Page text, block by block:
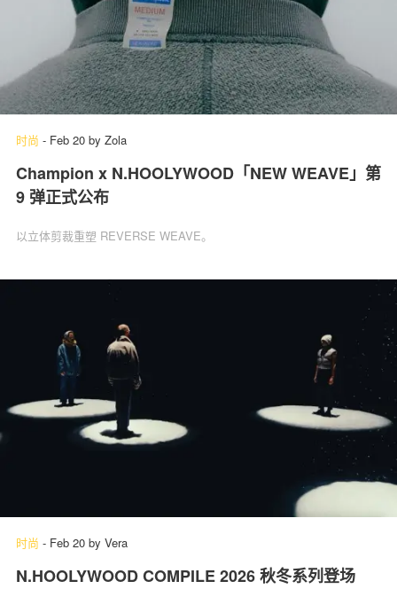
时尚 - Feb 20 by Zola
Champion x N.HOOLYWOOD「NEW WEAVE」第
9 弹正式公布
以立体剪裁重塑 REVERSE WEAVE。
时尚 - Feb 20 by Vera
N.HOOLYWOOD COMPILE 2026 秋冬系列登场